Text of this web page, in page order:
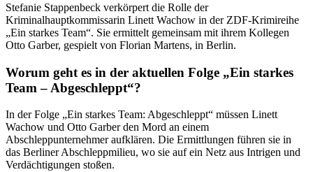
Stefanie Stappenbeck verkörpert die Rolle der
Kriminalhauptkommissarin Linett Wachow in der ZDF-Krimireihe
„Ein starkes Team“. Sie ermittelt gemeinsam mit ihrem Kollegen
Otto Garber, gespielt von Florian Martens, in Berlin.
Worum geht es in der aktuellen Folge „Ein starkes
Team – Abgeschleppt“?
In der Folge „Ein starkes Team: Abgeschleppt“ müssen Linett
Wachow und Otto Garber den Mord an einem
Abschleppunternehmer aufklären. Die Ermittlungen führen sie in
das Berliner Abschleppmilieu, wo sie auf ein Netz aus Intrigen und
Verdächtigungen stoßen.